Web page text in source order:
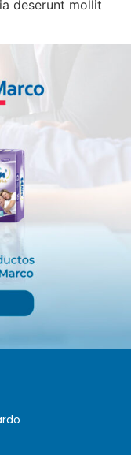
deserunt mollit